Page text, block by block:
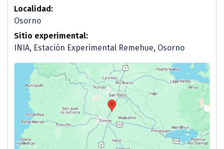
Localidad:
Osorno
Sitio experimental:
INIA, Estación Experimental Remehue, Osorno